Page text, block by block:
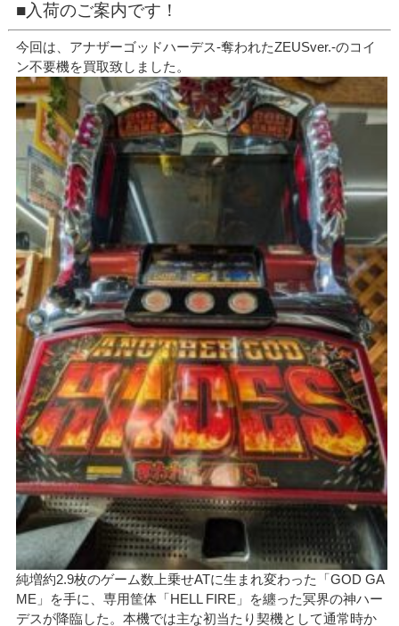
■入荷のご案内です！
今回は、アナザーゴッドハーデス-奪われたZEUSver.-のコイ
ン不要機を買取致しました。
純増約2.9枚のゲーム数上乗せATに生まれ変わった「GOD GA
ME」を手に、専用筐体「HELL FIRE」を纏った冥界の神ハー
デスが降臨した。本機では主な初当たり契機として通常時か